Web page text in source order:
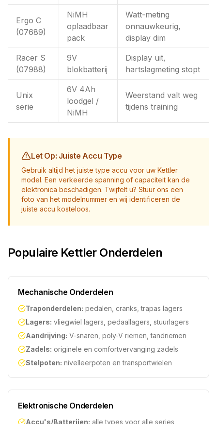
Ergo C
(07689)
NiMH
oplaadbaar
pack
Watt-meting
onnauwkeurig,
display dim
Racer S
(07988)
9V
blokbatterij
Display uit,
hartslagmeting stopt
Unix
serie
6V 4Ah
loodgel /
NiMH
Weerstand valt weg
tijdens training
Let Op: Juiste Accu Type
Gebruik altijd het juiste type accu voor uw Kettler
model. Een verkeerde spanning of capaciteit kan de
elektronica beschadigen. Twijfelt u? Stuur ons een
foto van het modelnummer en wij identificeren de
juiste accu kosteloos.
Populaire Kettler Onderdelen
Mechanische Onderdelen
Traponderdelen: pedalen, cranks, trapas lagers
Lagers: vliegwiel lagers, pedaallagers, stuurlagers
Aandrijving: V-snaren, poly-V riemen, tandriemen
Zadels: originele en comfortvervanging zadels
Stelpoten: nivelleerpoten en transportwielen
Elektronische Onderdelen
Accu's/Batterijen: alle types voor alle series